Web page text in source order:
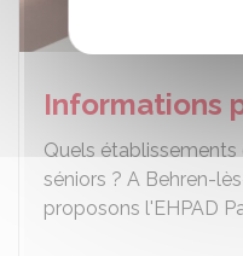
Informations
Quels
séniors ? A Behren-
proposons l'EHPAD